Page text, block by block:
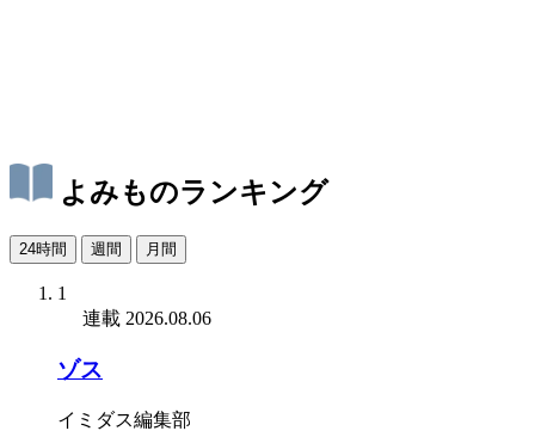
よみものランキング
24時間 週間 月間
1
連載 2026.08.06
ゾス
イミダス編集部